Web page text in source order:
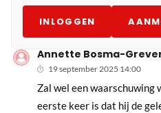
INLOGGEN
Annette Bosma-
19 september 2025 14:00
Zal wel een waarschuwing
eerste keer is dat hij de